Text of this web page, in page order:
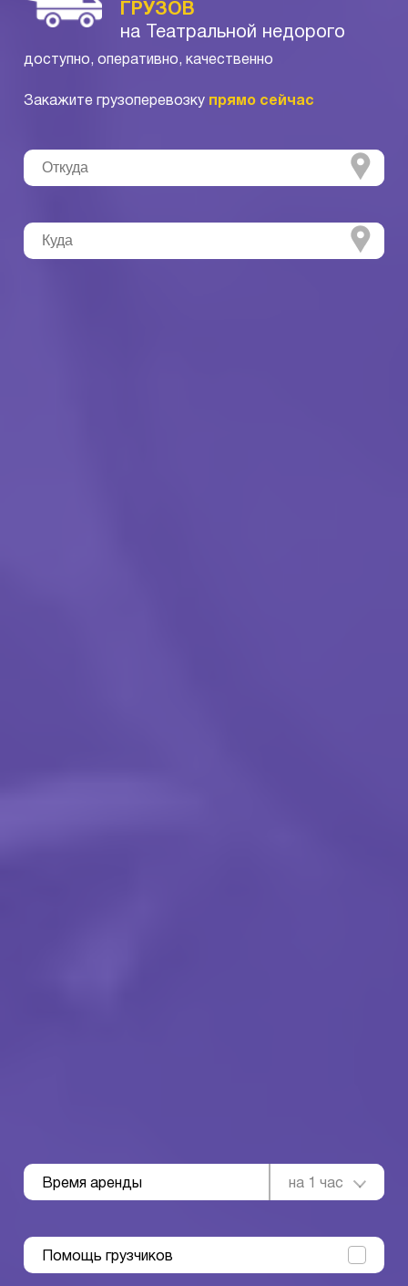
ГРУЗОВ
на Театральной недорого
доступно, оперативно, качественно
Закажите грузоперевозку прямо сейчас
Время аренды на 1 час
Помощь грузчиков